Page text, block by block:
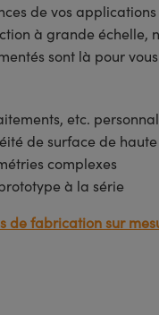
de vos
à grande échelle,
sont là pour
etc.
de surface de
complexes
à la série
de fabrication sur